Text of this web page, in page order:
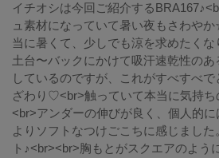
イチオシは今回ご紹介する
ュ素材になっていて暑い夜もさわや
当に暑くて、少しでも涼を求めたく
土台〜バックにかけて吸汗速乾性の
しているのですが、これがすべすべ
ざわり♡<br>触っていて本当に気持ち
<br>アンダーの伸びが良く、個人的
よりソフトなつけごこちに感じまし
ト♪<br><br>胸もとがスクエアのよう